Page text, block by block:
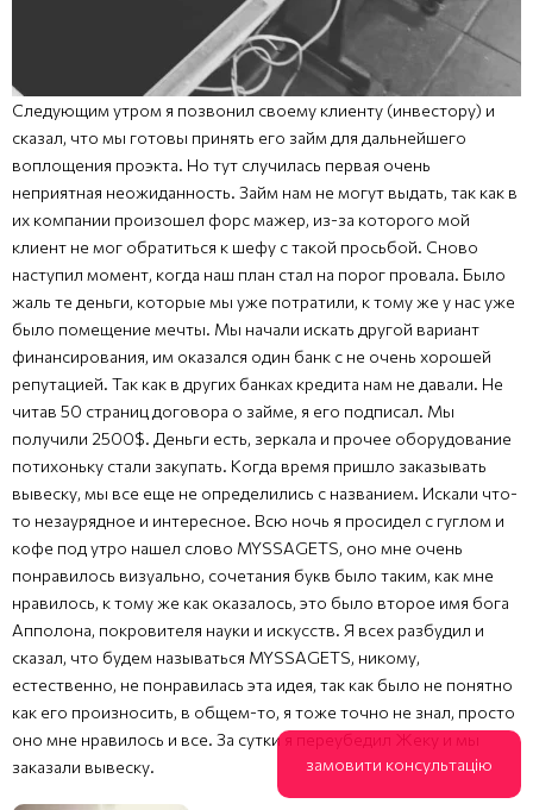
Следующим утром я позвонил своему клиенту (инвестору) и
сказал, что мы готовы принять его займ для дальнейшего
воплощения проэкта. Но тут случилась первая очень
неприятная неожиданность. Займ нам не могут выдать, так как в
их компании произошел форс мажер, из-за которого мой
клиент не мог обратиться к шефу с такой просьбой. Сново
наступил момент, когда наш план стал на порог провала. Было
жаль те деньги, которые мы уже потратили, к тому же у нас уже
было помещение мечты. Мы начали искать другой вариант
финансирования, им оказался один банк с не очень хорошей
репутацией. Так как в других банках кредита нам не давали. Не
читав 50 страниц договора о займе, я его подписал. Мы
получили 2500$. Деньги есть, зеркала и прочее оборудование
потихоньку стали закупать. Когда время пришло заказывать
вывеску, мы все еще не определились с названием. Искали что-
то незаурядное и интересное. Всю ночь я просидел с гуглом и
кофе под утро нашел слово MYSSAGETS, оно мне очень
понравилось визуально, сочетания букв было таким, как мне
нравилось, к тому же как оказалось, это было второе имя бога
Апполона, покровителя науки и искусств. Я всех разбудил и
сказал, что будем называться MYSSAGETS, никому,
естественно, не понравилась эта идея, так как было не понятно
как его произносить, в общем-то, я тоже точно не знал, просто
оно мне нравилось и все. За сутки я переубедил Жеку и мы
заказали вывеску.
замовити консультацію